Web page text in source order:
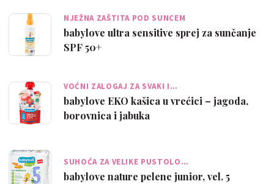
NJEŽNA ZAŠTITA POD SUNCEM
babylove ultra sensitive sprej za sunčanje
SPF 50+
VOĆNI ZALOGAJ ZA SVAKI I…
babylove EKO kašica u vrećici – jagoda,
borovnica i jabuka
SUHOĆA ZA VELIKE PUSTOLO…
babylove nature pelene junior, vel. 5